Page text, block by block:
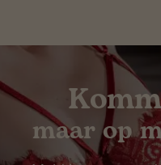
maar op